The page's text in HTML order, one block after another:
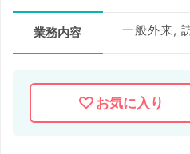
業務内容 一般外来,
お気に入り